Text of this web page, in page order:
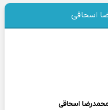
اسحاقی
اسحاقی